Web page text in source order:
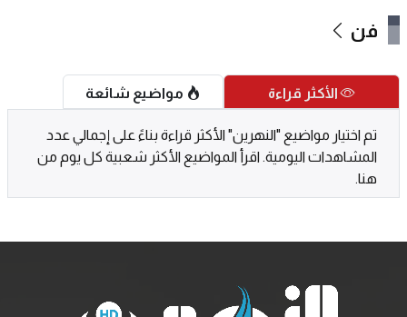
فن
الأكثر قراءة
تم اختيار مواضيع "النهرين" الأكثر قراءة بناءً على إجمالي عدد
المشاهدات اليومية. اقرأ المواضيع الأكثر شعبية كل يوم من
هنا.